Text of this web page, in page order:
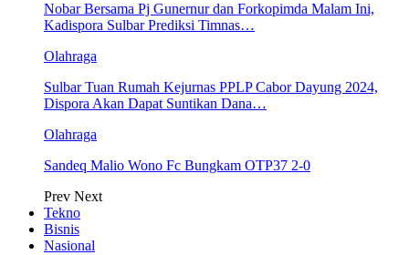
Nobar Bersama Pj Gunernur dan Forkopimda Malam Ini,
Kadispora Sulbar Prediksi Timnas…
Olahraga
Sulbar Tuan Rumah Kejurnas PPLP Cabor Dayung 2024,
Dispora Akan Dapat Suntikan Dana…
Olahraga
Sandeq Malio Wono Fc Bungkam OTP37 2-0
Prev Next
Tekno
Bisnis
Nasional